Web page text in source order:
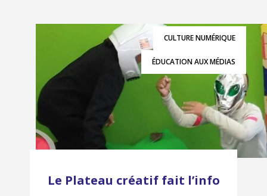
CULTURE NUMÉRIQUE
ÉDUCATION AUX MÉDIAS
Le Plateau créatif fait l’info